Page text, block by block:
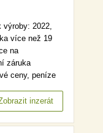
výroby: 2022,
více než 19
na
záruka
ceny, peníze
najetých km.…
inzerát